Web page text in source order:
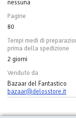
nessuna
Pagine
80
Tempi medi di
prima della spedizione
2 giorni
Venduto da
Bazaar del Fantastico
bazaar@delosstore.it